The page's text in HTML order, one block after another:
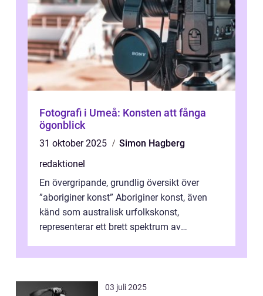
Fotografi i Umeå: Konsten att fånga
ögonblick
31 oktober 2025
Simon Hagberg
redaktionel
En övergripande, grundlig översikt över
”aboriginer konst” Aboriginer konst, även
känd som australisk urfolkskonst,
representerar ett brett spektrum av
03 juli 2025